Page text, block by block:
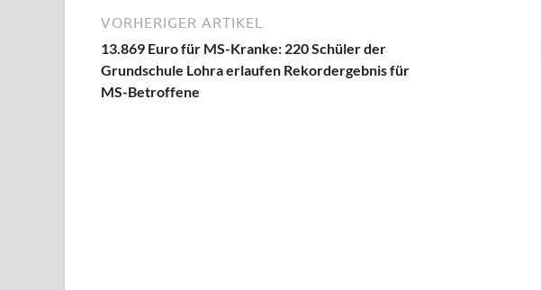
VORHERIGER ARTIKEL
13.869 Euro für MS-Kranke: 220 Schüler der
Grundschule Lohra erlaufen Rekordergebnis für
MS-Betroffene